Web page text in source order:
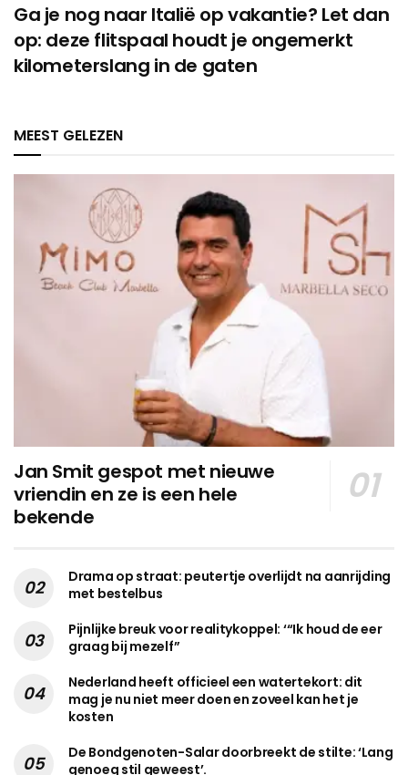
Ga je nog naar Italië op vakantie? Let dan
op: deze flitspaal houdt je ongemerkt
kilometerslang in de gaten
MEEST GELEZEN
Jan Smit gespot met nieuwe
vriendin en ze is een hele
bekende
Drama op straat: peutertje overlijdt na aanrijding
met bestelbus
Pijnlijke breuk voor realitykoppel: ‘“Ik houd de eer
graag bij mezelf”
Nederland heeft officieel een watertekort: dit
mag je nu niet meer doen en zoveel kan het je
kosten
De Bondgenoten-Salar doorbreekt de stilte: ‘Lang
genoeg stil geweest’.